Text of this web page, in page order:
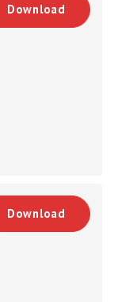
Download
Download